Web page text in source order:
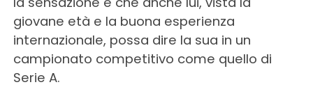
giovane età e la buona esperienza
internazionale, possa dire la sua in un
campionato competitivo come quello di
Serie A.